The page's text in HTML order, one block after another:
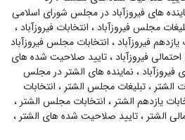
های فیروزآباد در مجلس شورای اسلامی
مجلس فیروزآباد، انتخابات فیروزآباد،
یازدهم فیروزآباد، انتخابات مجلس فیروزآباد
فیروزآباد،تایید صلاحیت شده های
، نماینده های الشتر در مجلس
الشتر ،تبلیغات مجلس الشتر ، انتخابات
یازدهم الشتر ، انتخابات مجلس الشتر ،
الشتر ،تایید صلاحیت شده های الشتر ،